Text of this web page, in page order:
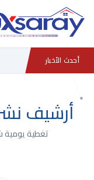
أحدث الأخبار
أرشيف
تغطية يومية